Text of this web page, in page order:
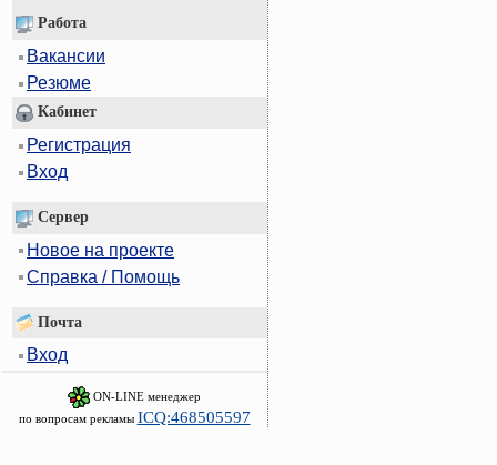
Работа
Вакансии
Резюме
Кабинет
Регистрация
Вход
Сервер
Новое на проекте
Справка / Помощь
Почта
Вход
ON-LINE менеджер
по вопросам рекламы ICQ:468505597